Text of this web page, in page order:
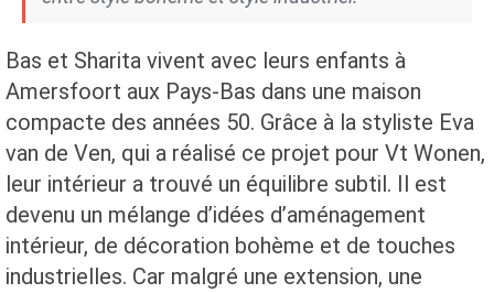
Bas et Sharita vivent avec leurs enfants à
Amersfoort aux Pays-Bas dans une maison
compacte des années 50. Grâce à la styliste Eva
van de Ven, qui a réalisé ce projet pour Vt Wonen,
leur intérieur a trouvé un équilibre subtil. Il est
devenu un mélange d’idées d’aménagement
intérieur, de décoration bohème et de touches
industrielles. Car malgré une extension, une